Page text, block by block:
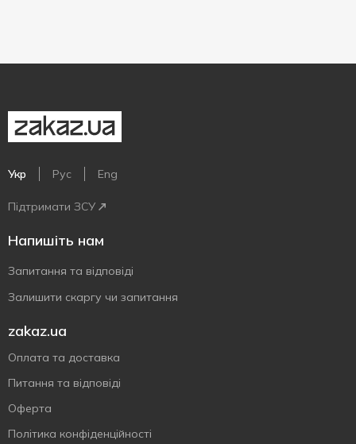
Укр Рус Eng
Підтримати ЗСУ
Напишіть нам
Запитання та відповіді
Залишити скаргу чи запитання
zakaz.ua
Оплата та доставка
Питання та відповіді
Оферта
Політика конфіденційності